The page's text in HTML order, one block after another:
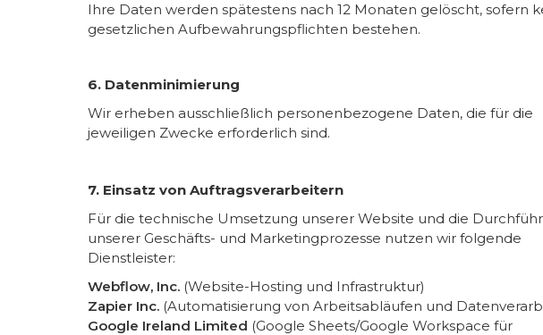
Ihre Daten werden spätestens nach 12 Monaten gelöscht, sofern
gesetzlichen Aufbewahrungspflichten bestehen.
6. Datenminimierung
Wir erheben ausschließlich personenbezogene Daten, die für die
jeweiligen Zwecke erforderlich sind.
7. Einsatz von Auftragsverarbeitern
Für die technische Umsetzung unserer Website und die
unserer Geschäfts- und Marketingprozesse nutzen wir folgende
Dienstleister:
Webflow, Inc. (Website-Hosting und Infrastruktur)
Zapier Inc. (Automatisierung von Arbeitsabläufen und
Google Ireland Limited (Google Sheets/Google Workspace für